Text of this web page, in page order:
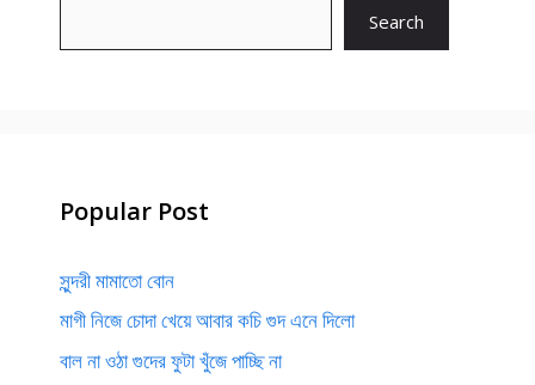
Search
Popular Post
সুন্দরী মামাতো বোন
মাগী নিজে চোদা খেয়ে আবার কচি গুদ এনে দিলো
বাল না ওঠা গুদের ফুটা খুঁজে পাচ্ছি না